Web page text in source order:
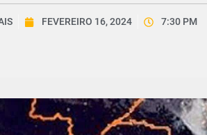
FEVEREIRO 16, 2024 7:30 PM